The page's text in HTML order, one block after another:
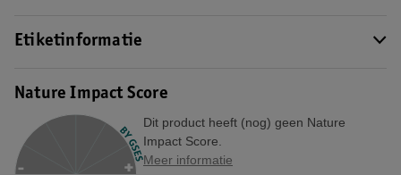
Etiketinformatie
Nature Impact Score
Dit product heeft (nog) geen Nature
Impact Score.
Meer informatie